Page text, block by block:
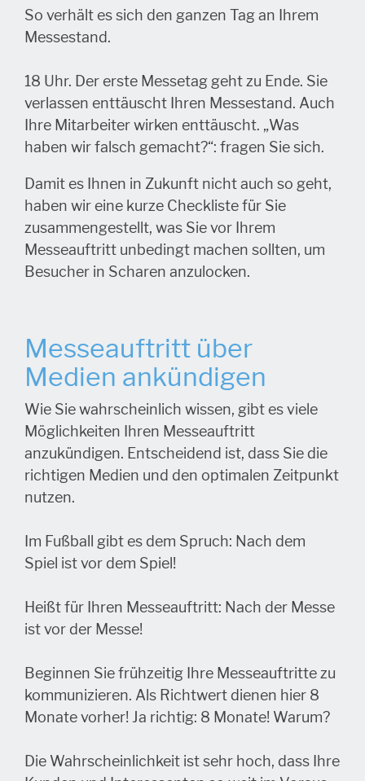
So verhält es sich den ganzen Tag an Ihrem
Messestand.
18 Uhr. Der erste Messetag geht zu Ende. Sie
verlassen enttäuscht Ihren Messestand. Auch
Ihre Mitarbeiter wirken enttäuscht. „Was
haben wir falsch gemacht?“: fragen Sie sich.
Damit es Ihnen in Zukunft nicht auch so geht,
haben wir eine kurze Checkliste für Sie
zusammengestellt, was Sie vor Ihrem
Messeauftritt unbedingt machen sollten, um
Besucher in Scharen anzulocken.
Messeauftritt über
Medien ankündigen
Wie Sie wahrscheinlich wissen, gibt es viele
Möglichkeiten Ihren Messeauftritt
anzukündigen. Entscheidend ist, dass Sie die
richtigen Medien und den optimalen Zeitpunkt
nutzen.
Im Fußball gibt es dem Spruch: Nach dem
Spiel ist vor dem Spiel!
Heißt für Ihren Messeauftritt: Nach der Messe
ist vor der Messe!
Beginnen Sie frühzeitig Ihre Messeauftritte zu
kommunizieren. Als Richtwert dienen hier 8
Monate vorher! Ja richtig: 8 Monate! Warum?
Die Wahrscheinlichkeit ist sehr hoch, dass Ihre